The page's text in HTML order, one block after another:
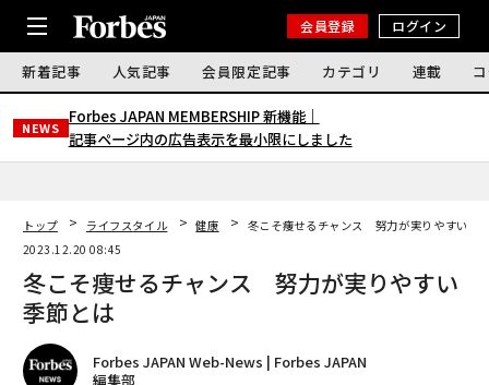
会員登録 ログイン
新着記事 人気記事 会員限定記事 カテゴリ 連載
NEWS
Forbes JAPAN MEMBERSHIP 新機能｜
記事ページ内の広告表示を最小限にしました
トップ ライフスタイル 健康
冬こそ痩せるチャンス 努力が実りやすい季
2023.12.20 08:45
冬こそ痩せるチャンス 努力が実りやすい
季節とは
Forbes JAPAN Web-News | Forbes JAPAN
編集部